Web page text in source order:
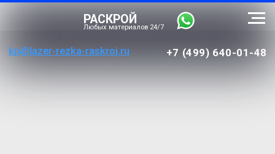
РАСКРОЙ
Любых материалов 24/7